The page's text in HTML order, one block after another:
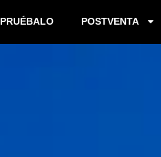
PRUÉBALO POSTVENTA